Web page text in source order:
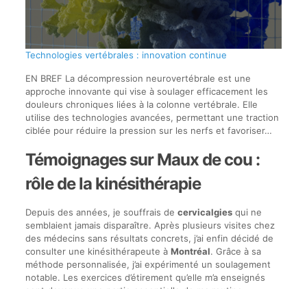
Technologies vertébrales : innovation continue
EN BREF La décompression neurovertébrale est une
approche innovante qui vise à soulager efficacement les
douleurs chroniques liées à la colonne vertébrale. Elle
utilise des technologies avancées, permettant une traction
ciblée pour réduire la pression sur les nerfs et favoriser…
Témoignages sur Maux de cou :
rôle de la kinésithérapie
Depuis des années, je souffrais de cervicalgiesqui ne
semblaient jamais disparaître. Après plusieurs visites chez
des médecins sans résultats concrets, j’ai enfin décidé de
consulter une kinésithérapeute à Montréal. Grâce à sa
méthode personnalisée, j’ai expérimenté un soulagement
notable. Les exercices d’étirement qu’elle m’a enseignés